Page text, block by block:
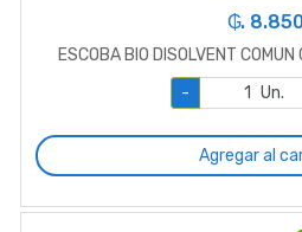
₲.
ESCOBA BIO DISOLVENT
-
Un.
Agregar al